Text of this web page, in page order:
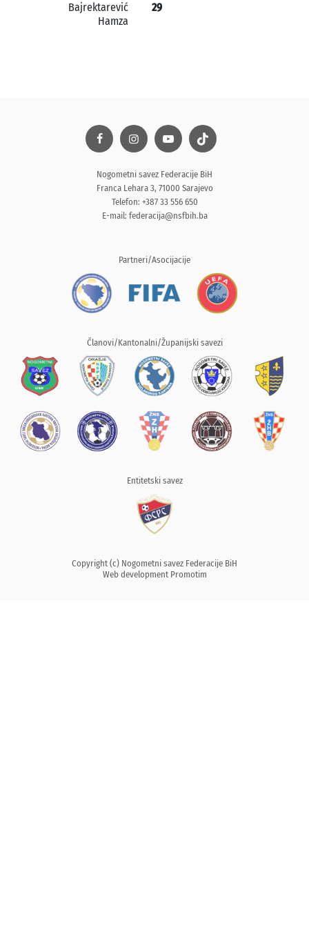
Bajrektarević
Hamza
29
Nogometni savez Federacije BiH
Franca Lehara 3, 71000 Sarajevo
Telefon: +387 33 556 650
E-mail: federacija@nsfbih.ba
Partneri/Asocijacije
Članovi/Kantonalni/Županijski savezi
Entitetski savez
Copyright (c) Nogometni savez Federacije BiH
Web development Promotim